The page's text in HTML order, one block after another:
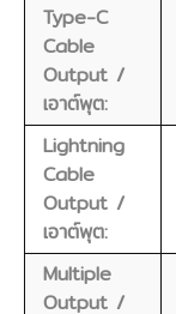
Type-C
Cable
Output /
เอาต์พุต:
Lightning
Cable
Output /
เอาต์พุต:
Multiple
Output /